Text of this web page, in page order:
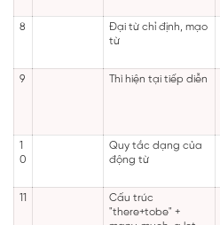
8
Đại từ chỉ định, mạo
từ
9 Thì hiện tại tiếp diễn
1
0
Quy tắc dạng của
động từ
11
Cấu trúc
"there+tobe" +